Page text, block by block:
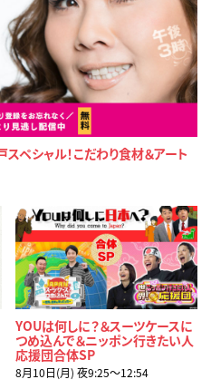
スペシャル！こだわり食材＆アート
YOUは何しに？＆スーツケースに
つめ込んで＆ニッポン行きたい人
応援団合体SP
8月10日(月) 夜9:25〜12:54